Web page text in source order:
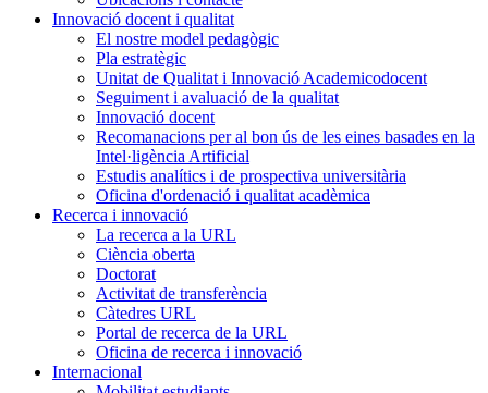
Innovació docent i qualitat
El nostre model pedagògic
Pla estratègic
Unitat de Qualitat i Innovació Academicodocent
Seguiment i avaluació de la qualitat
Innovació docent
Recomanacions per al bon ús de les eines basades en la
Intel·ligència Artificial
Estudis analítics i de prospectiva universitària
Oficina d'ordenació i qualitat acadèmica
Recerca i innovació
La recerca a la URL
Ciència oberta
Doctorat
Activitat de transferència
Càtedres URL
Portal de recerca de la URL
Oficina de recerca i innovació
Internacional